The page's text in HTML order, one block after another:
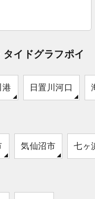
イドグラフポイ
港 日置川河口
気仙沼市 七ヶ